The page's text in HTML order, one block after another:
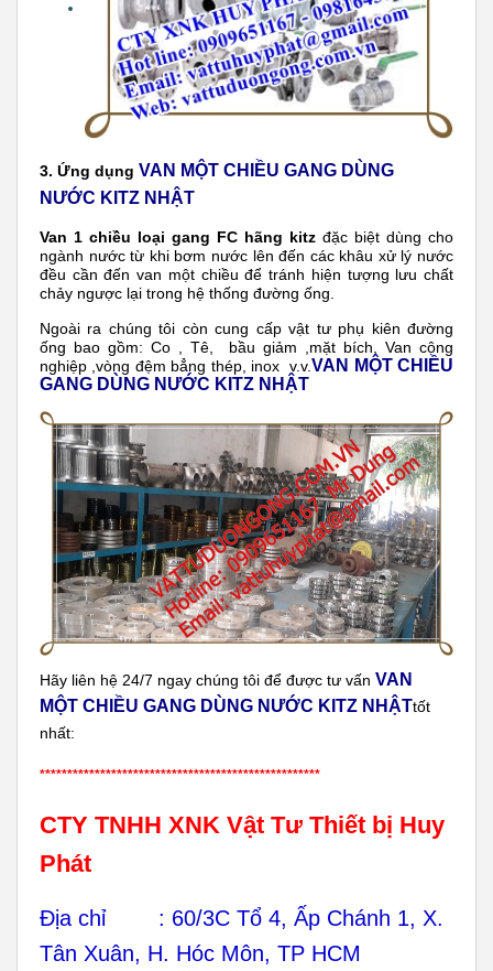
3. Ứng dụng VAN MỘT CHIỀU GANG DÙNG
NƯỚC KITZ NHẬT
Van 1 chiều loại gang FC hãng kitz đặc biệt dùng cho
ngành nước từ khi bơm nước lên đến các khâu xử lý nước
đều cần đến van một chiều để tránh hiện tượng lưu chất
chảy ngược lại trong hệ thống đường ống.
Ngoài ra chúng tôi còn cung cấp vật tư phụ kiên đường
ống bao gồm: Co , Tê, bầu giảm ,mặt bích, Van công
nghiệp ,vòng đệm bẳng thép, inox v.v.VAN MỘT CHIỀU
GANG DÙNG NƯỚC KITZ NHẬT
Hãy liên hệ 24/7 ngay chúng tôi để được tư vấn VAN
MỘT CHIỀU GANG DÙNG NƯỚC KITZ NHẬTtốt
nhất:
***************************************************
CTY TNHH XNK Vật Tư Thiết bị Huy
Phát
Địa chỉ : 60/3C Tổ 4, Ấp Chánh 1, X.
Tân Xuân, H. Hóc Môn, TP HCM